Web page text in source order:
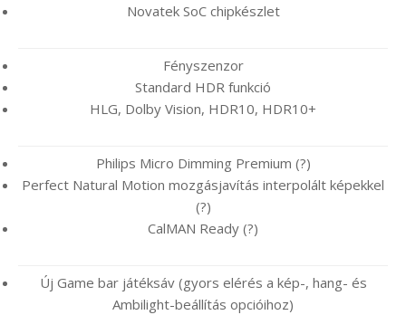
Novatek SoC chipkészlet
Fényszenzor
Standard HDR funkció
HLG, Dolby Vision, HDR10, HDR10+
Philips Micro Dimming Premium (?)
Perfect Natural Motion mozgásjavítás interpolált képekkel
(?)
CalMAN Ready (?)
Új Game bar játéksáv (gyors elérés a kép-, hang- és
Ambilight-beállítás opcióihoz)